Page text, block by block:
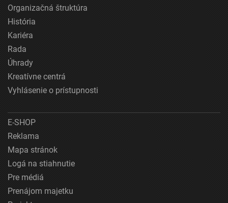
Organizačná štruktúra
História
Kariéra
Rada
Úhrady
Kreatívne centrá
Vyhlásenie o prístupnosti
E-SHOP
Reklama
Mapa stránok
Logá na stiahnutie
Pre médiá
Prenájom majetku